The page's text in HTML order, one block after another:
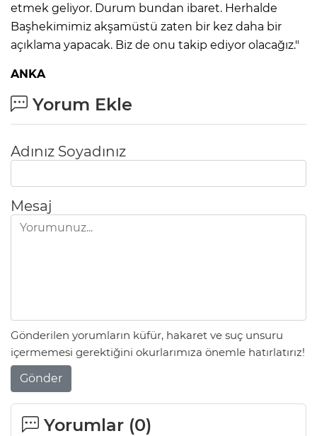
etmek geliyor. Durum bundan ibaret. Herhalde
Başhekimimiz akşamüstü zaten bir kez daha bir
açıklama yapacak. Biz de onu takip ediyor olacağız."
ANKA
Yorum Ekle
Adınız Soyadınız
Mesaj
Gönderilen yorumların küfür, hakaret ve suç unsuru
içermemesi gerektiğini okurlarımıza önemle hatırlatırız!
Gönder
Yorumlar (0)